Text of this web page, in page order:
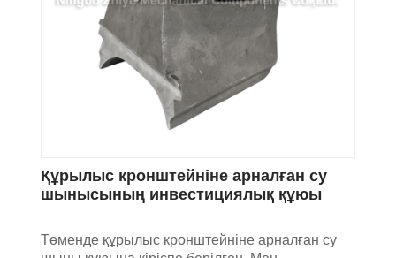
Құрылыс кронштейніне арналған су
шынысының инвестициялық құюы
Төменде құрылыс кронштейніне арналған су